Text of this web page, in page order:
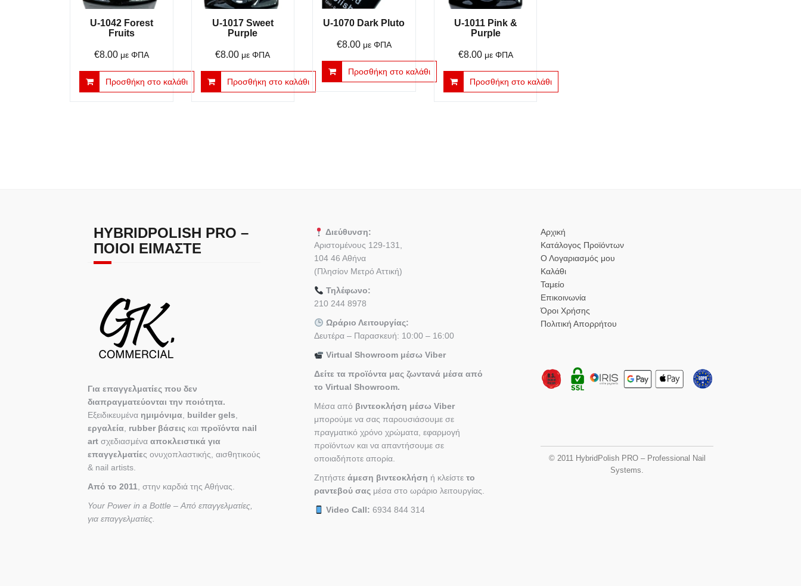
U-1042 Forest
Fruits
€8.00 με ΦΠΑ
Προσθήκη στο καλάθι
U-1017 Sweet
Purple
€8.00 με ΦΠΑ
Προσθήκη στο καλάθι
U-1070 Dark Pluto
€8.00 με ΦΠΑ
Προσθήκη στο καλάθι
U-1011 Pink &
Purple
€8.00 με ΦΠΑ
Προσθήκη στο καλάθι
HYBRIDPOLISH PRO –
ΠΟΙΟΙ ΕΊΜΑΣΤΕ
Για επαγγελματίες που δεν
διαπραγματεύονται την ποιότητα.
Εξειδικευμένα ημιμόνιμα builder gels
εργαλεία rubber βάσεις και προϊόντα nail
art σχεδιασμένα αποκλειστικά για
επαγγελματίες ονυχοπλαστικής, αισθητικούς
& nail artists.
Από το 2011 , στην καρδιά της Αθήνας.
Your Power in a Bottle – Από επαγγελματίες,
για επαγγελματίες.
Διεύθυνση:
Αριστομένους 129-131,
104 46 Αθήνα
(Πλησίον Μετρό Αττική)
Τηλέφωνο:
210 244 8978
Ωράριο Λειτουργίας:
Δευτέρα – Παρασκευή: 10:00 – 16:00
Virtual Showroom μέσω Viber
Δείτε τα προϊόντα μας ζωντανά μέσα από
το Virtual Showroom.
Μέσα από βιντεοκλήση μέσω Viber
μπορούμε να σας παρουσιάσουμε σε
πραγματικό χρόνο χρώματα, εφαρμογή
προϊόντων και να απαντήσουμε σε
οποιαδήποτε απορία.
Ζητήστε άμεση βιντεοκλήση ή κλείστε το
ραντεβού σας μέσα στο ωράριο λειτουργίας.
Video Call: 6934 844 314
Αρχική
Κατάλογος Προϊόντων
Ο Λογαριασμός μου
Καλάθι
Ταμείο
Επικοινωνία
Όροι Χρήσης
Πολιτική Απορρήτου
© 2011 HybridPolish PRO – Professional Nail
Systems.